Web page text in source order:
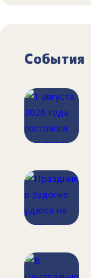
События